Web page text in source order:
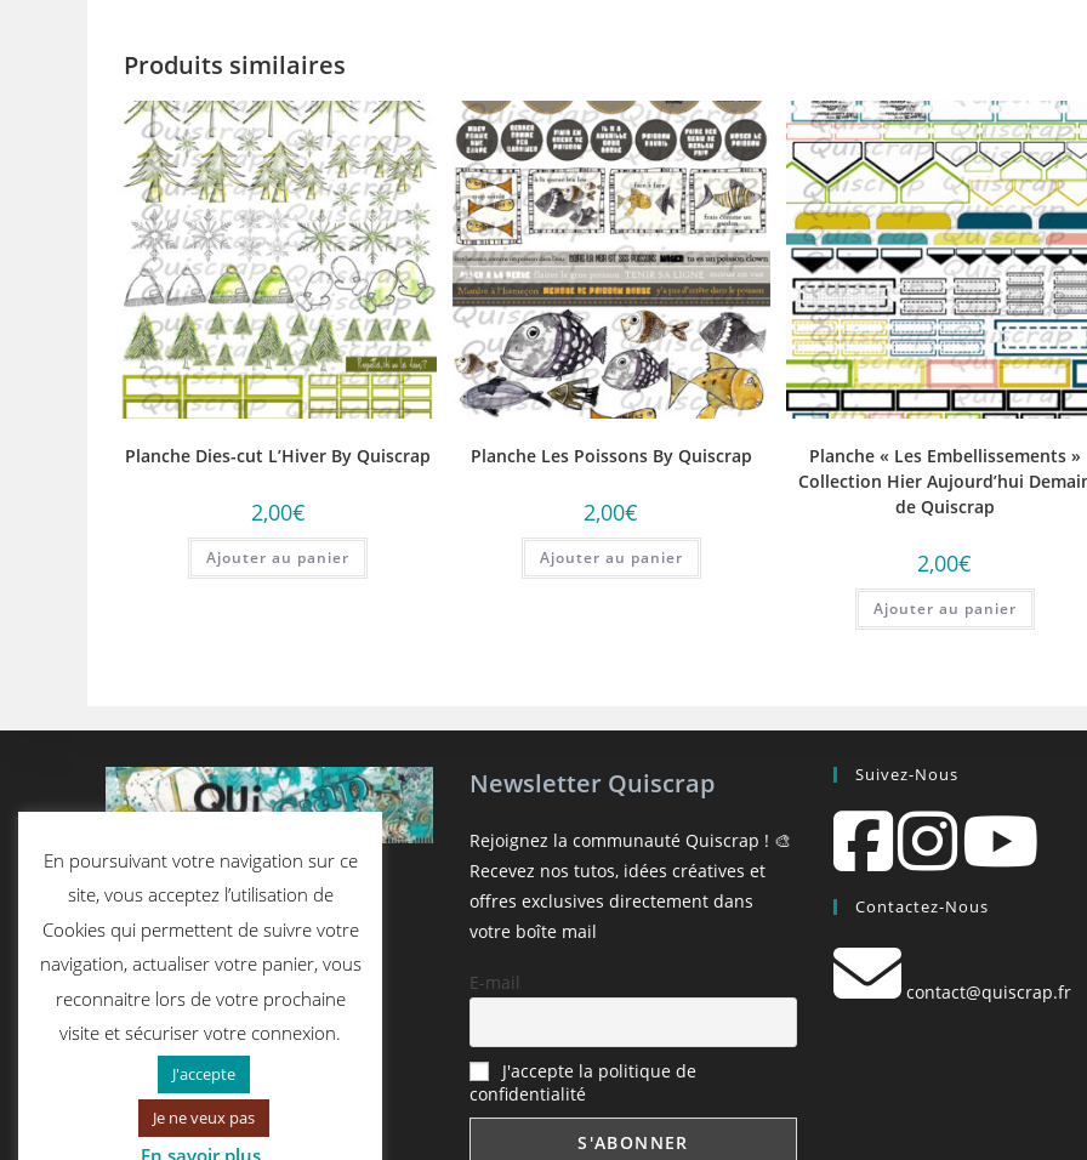
Produits similaires
Planche Dies-cut L’Hiver By Quiscrap
2,00€
Ajouter au panier
Planche Les Poissons By Quiscrap
2,00€
Ajouter au panier
Planche « Les Embellissements »
Collection Hier Aujourd’hui
de Quiscrap
2,00€
Ajouter au panier
Newsletter Quiscrap
Rejoignez la communauté Quiscrap ! 🎨
Recevez nos tutos, idées créatives et
offres exclusives directement dans
votre boîte mail
E-mail
J'accepte la politique de
confidentialité
Suivez-Nous
Contactez-Nous
contact@quiscrap.fr
En poursuivant votre navigation sur ce
site, vous acceptez l’utilisation de
Cookies qui permettent de suivre votre
navigation, actualiser votre panier, vous
reconnaitre lors de votre prochaine
visite et sécuriser votre connexion.
J'accepte
Je ne veux pas
En savoir plus